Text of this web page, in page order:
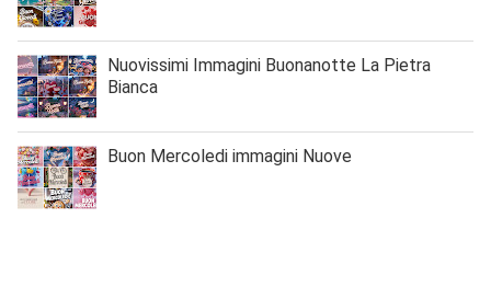
Nuovissimi Immagini Buonanotte La Pietra
Bianca
Buon Mercoledi immagini Nuove